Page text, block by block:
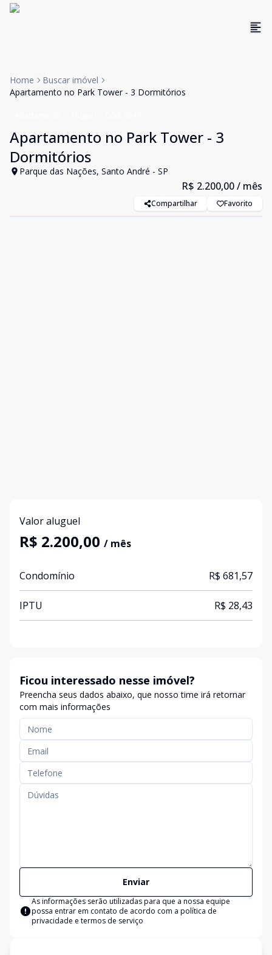
Home
Buscar imóvel
Apartamento no Park Tower - 3 Dormitórios
Apartamento no Park Tower - 3
Dormitórios
Parque das Nações, Santo André - SP
R$ 2.200,00/ mês
Compartilhar Favorito
Valor aluguel
R$ 2.200,00 / mês
Condomínio R$ 681,57
IPTU R$ 28,43
Ficou interessado nesse imóvel?
Preencha seus dados abaixo, que nosso time irá retornar
com mais informações
Enviar
As informações serão utilizadas para que a nossa equipe
possa entrar em contato de acordo com a política de
privacidade e termos de serviço